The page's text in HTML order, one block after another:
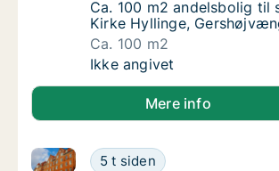
Ca. 100 m2 andelsbolig
Ca. 100 m2 andelsbolig til
Kirke Hyllinge,
Ca. 100 m2
Ca. 100 m2 andelsbolig
Ikke angivet
Mere info
Ca. 75 m2 andelsbolig til
5 t siden
Ca. 75 m2 andelsbolig til salg i